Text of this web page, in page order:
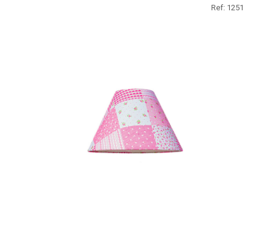
Ref: 1251